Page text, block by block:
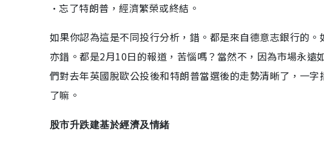
•忘了特朗普，經濟繁榮或終結。
如果你認為這是不同投行分析，錯。都是來自德意志銀行的
亦錯。都是2月10日的報道，苦惱嗎？當然不，因為市場永
們對去年英國脫歐公投後和特朗普當選後的走勢清晰了，一
了嘛。
股市升跌建基於經濟及情緒